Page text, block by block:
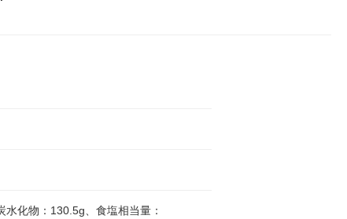
化物：130.5g、食塩相当量：